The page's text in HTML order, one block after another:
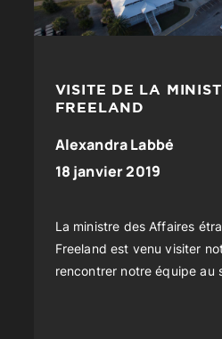
VISITE DE LA
FREELAND
Alexandra Labbé
18 janvier 2019
La ministre des Affaires
Freeland est venu visiter
rencontrer notre équipe au